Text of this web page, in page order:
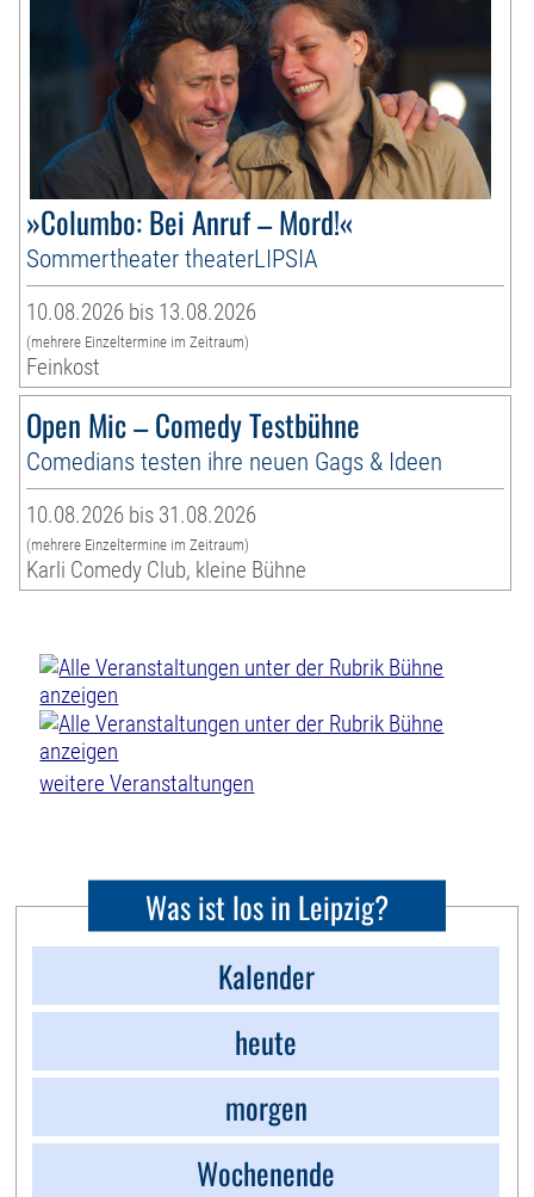
»Columbo: Bei Anruf – Mord!«
Sommertheater theaterLIPSIA
10.08.2026 bis 13.08.2026
(mehrere Einzeltermine im Zeitraum)
Feinkost
Open Mic – Comedy Testbühne
Comedians testen ihre neuen Gags & Ideen
10.08.2026 bis 31.08.2026
(mehrere Einzeltermine im Zeitraum)
Karli Comedy Club, kleine Bühne
weitere Veranstaltungen
Was ist los in Leipzig?
Kalender
heute
morgen
Wochenende